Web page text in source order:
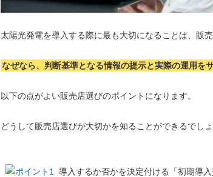
太陽光発電を導入する際に最も大切になることは、販売
なぜなら、判断基準となる情報の提示と実際の運用を
以下の点がよい販売店選びのポイントになります。
どうして販売店選びが大切かを知ることができるでしょ
導入するか否かを決定付ける「初期導